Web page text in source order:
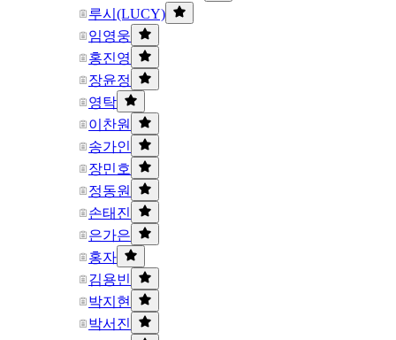
루시(LUCY)
임영웅
홍진영
장윤정
영탁
이찬원
송가인
장민호
정동원
손태진
은가은
홍자
김용빈
박지현
박서진